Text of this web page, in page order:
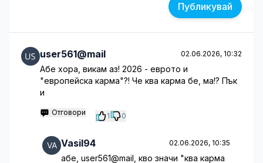
Публикувай
user561@mail 02.06.2026, 10:32
Абе хора, викам аз! 2026 - еврото и
"европейска карма"?! Че ква карма бе, ма!? Пък
и
Отговори 1 0
Vasil94 02.06.2026, 10:35
абе, user561@mail, кво значи "ква карма